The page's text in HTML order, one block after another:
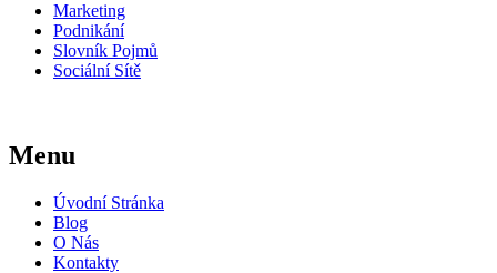
Marketing
Podnikání
Slovník Pojmů
Sociální Sítě
Menu
Úvodní Stránka
Blog
O Nás
Kontakty